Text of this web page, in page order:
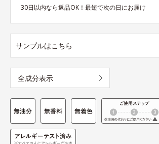
30日以内なら返品OK！最短で次の日にお届け
サンプルはこちら
全成分表示